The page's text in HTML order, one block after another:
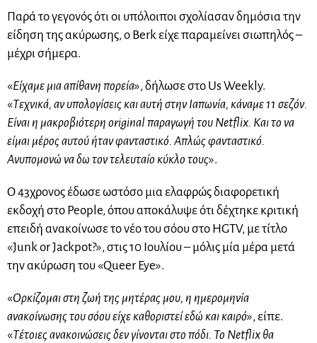
Παρά το γεγονός ότι οι υπόλοιποι σχολίασαν δημόσια την
είδηση της ακύρωσης, ο Berk είχε παραμείνει σιωπηλός –
μέχρι σήμερα.
«Είχαμε μια απίθανη πορεία», δήλωσε στο Us Weekly.
«Τεχνικά, αν υπολογίσεις και αυτή στην Ιαπωνία, κάναμε 11 σεζόν.
Είναι η μακροβιότερη original παραγωγή του Netflix. Και το να
είμαι μέρος αυτού ήταν φανταστικό. Απλώς φανταστικό.
Ανυπομονώ να δω τον τελευταίο κύκλο τους».
Ο 43χρονος έδωσε ωστόσο μια ελαφρώς διαφορετική
εκδοχή στο People, όπου αποκάλυψε ότι δέχτηκε κριτική
επειδή ανακοίνωσε το νέο του σόου στο HGTV, με τίτλο
«Junk or Jackpot?», στις 10 Ιουλίου – μόλις μία μέρα μετά
την ακύρωση του «Queer Eye».
«Ορκίζομαι στη ζωή της μητέρας μου, η ημερομηνία
ανακοίνωσης του σόου είχε καθοριστεί εδώ και καιρό», είπε.
«Τέτοιες ανακοινώσεις δεν γίνονται στο πόδι. Το Netflix θα